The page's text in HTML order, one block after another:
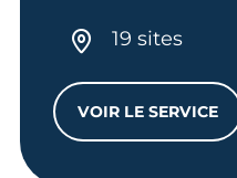
19 sites
VOIR LE SERVICE